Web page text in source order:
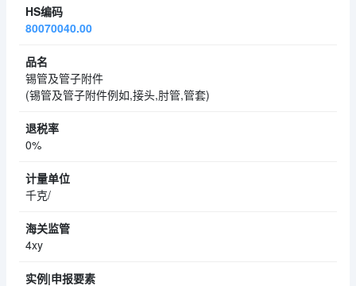
80070040.00
锡管及管子附件
(锡管及管子附件例如,接头,肘管,管套)
0%
千克/
4xy